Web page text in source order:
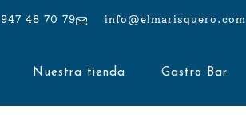
947 48 70 79 info@elmarisquero.com
Nuestra tienda Gastro Bar